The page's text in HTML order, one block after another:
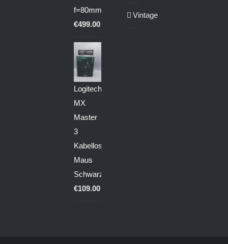
f=80mm
€499.00
Logitech
MX
Master
3
Kabellose
Maus
Schwarz
€109.00
Vintage